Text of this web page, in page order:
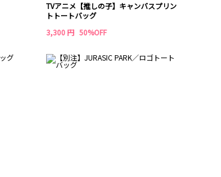
TVアニメ【推しの子】キャンバスプリン
トトートバッグ
3,300 円 50%OFF